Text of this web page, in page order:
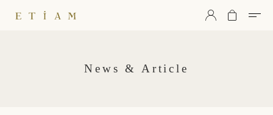
News & Article